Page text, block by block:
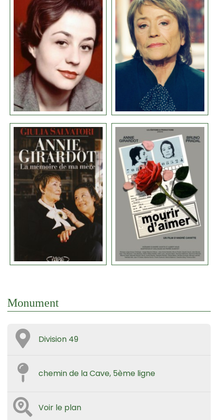
Monument
Division 49
chemin de la Cave, 5ème ligne
Voir le plan